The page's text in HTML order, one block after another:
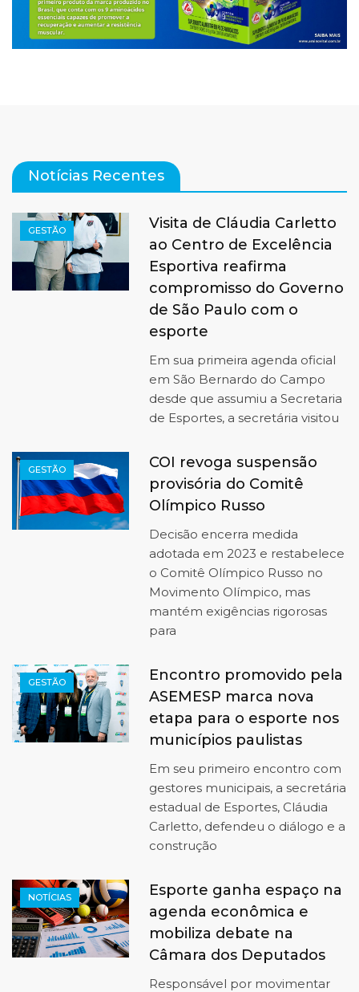
Notícias Recentes
GESTÃO
Visita de Cláudia Carletto
ao Centro de Excelência
Esportiva reafirma
compromisso do Governo
de São Paulo com o
esporte
Em sua primeira agenda oficial
em São Bernardo do Campo
desde que assumiu a Secretaria
de Esportes, a secretária visitou
GESTÃO
COI revoga suspensão
provisória do Comitê
Olímpico Russo
Decisão encerra medida
adotada em 2023 e restabelece
o Comitê Olímpico Russo no
Movimento Olímpico, mas
mantém exigências rigorosas
para
GESTÃO
Encontro promovido pela
ASEMESP marca nova
etapa para o esporte nos
municípios paulistas
Em seu primeiro encontro com
gestores municipais, a secretária
estadual de Esportes, Cláudia
Carletto, defendeu o diálogo e a
construção
NOTÍCIAS
Esporte ganha espaço na
agenda econômica e
mobiliza debate na
Câmara dos Deputados
Responsável por movimentar